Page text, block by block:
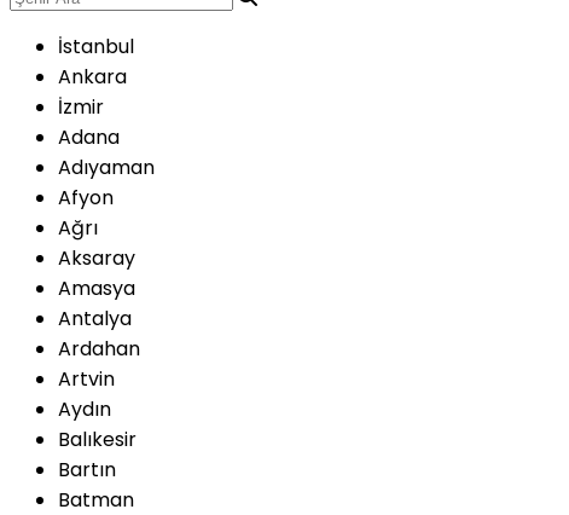
İstanbul
Ankara
İzmir
Adana
Adıyaman
Afyon
Ağrı
Aksaray
Amasya
Antalya
Ardahan
Artvin
Aydın
Balıkesir
Bartın
Batman